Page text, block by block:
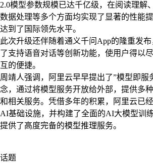
2.0模型参数规模已达千亿级，在阅读理解
数据处理等多个方面均实现了显著的性能
达到了国际领先水平。
此次升级还伴随着通义千问App的隆重发
了支持语音对话等创新功能，使用户得以
互的便捷。
周靖人强调，阿里云早早提出了”模型即服
念，通过将模型服务开放给外部，提供多
和相关服务。凭借多年的积累，阿里云已
AI基础设施，并构建了全面的AI大模型训
提供了高度完备的模型推理服务。
话题